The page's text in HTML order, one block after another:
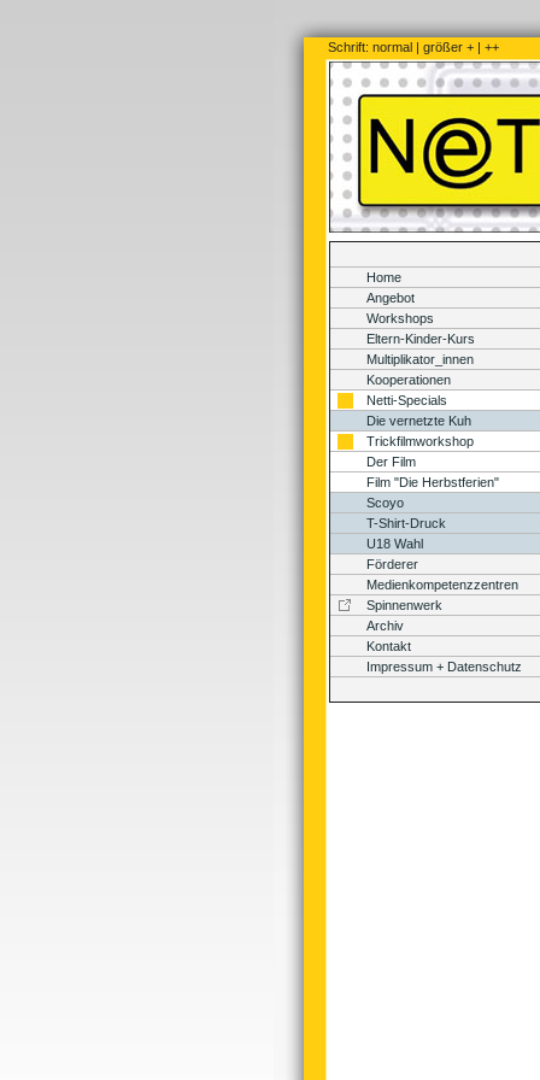
Home
Angebot
Workshops
Eltern-Kinder-Kurs
Multiplikator_innen
Kooperationen
Netti-Specials
Die vernetzte Kuh
Trickfilmworkshop
Der Film
Film "Die Herbstferien"
Scoyo
T-Shirt-Druck
U18 Wahl
Förderer
Medienkompetenzzentren
Spinnenwerk
Archiv
Kontakt
Impressum + Datenschutz
Schrift: normal | größer + | ++